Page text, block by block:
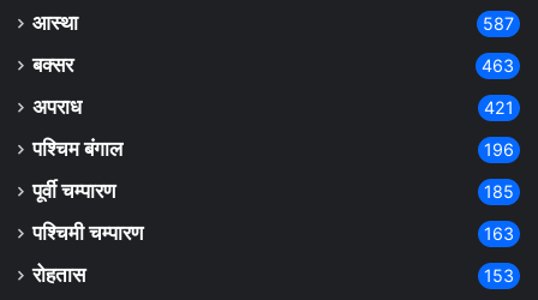
आस्था 587
बक्सर 463
अपराध 421
पश्चिम बंगाल 196
पूर्वी चम्पारण 185
पश्चिमी चम्पारण 163
रोहतास 153